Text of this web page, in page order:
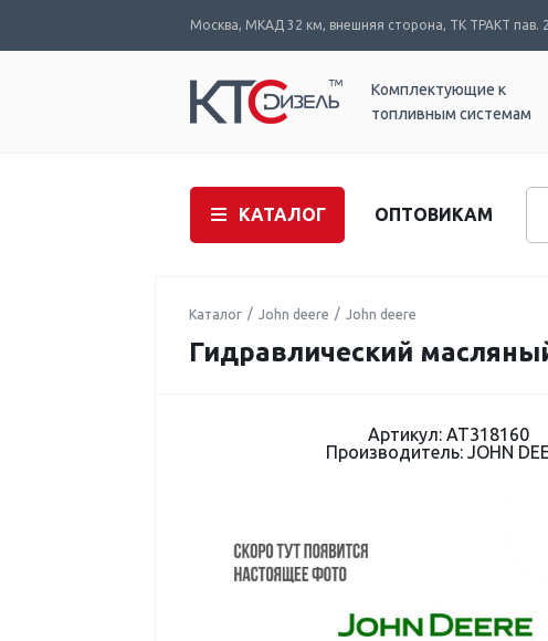
Москва, МКАД 32 км, внешняя сторона, ТК ТРАКТ пав.
Комплектующие к
топливным системам
КАТАЛОГ ОПТОВИКАМ
Каталог John deere John deere
Гидравлический
Артикул: AT318160
Производитель: JOHN